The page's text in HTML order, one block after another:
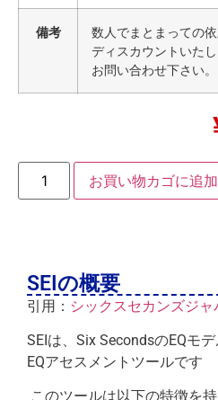
備考
数人でまとまっての
ディスカウントいたし
お問い合わせ下さい。
お買い物カゴに追加
SEIの概要
引用： シックスセカンズジャ
SEIは、Six SecondsのEQモ
EQアセスメントツールです
このツールは以下の特徴を